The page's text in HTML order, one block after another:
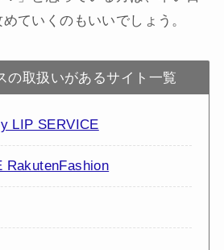
ていくのもいいでしょう。
の取扱いがあるサイト一覧
LIP SERVICE
RakutenFashion